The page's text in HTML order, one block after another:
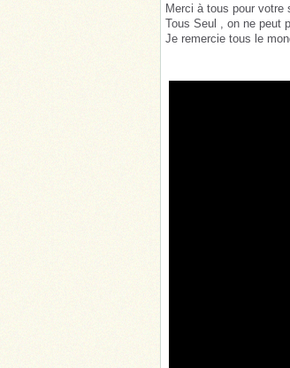
Merci à tous pour votre
Tous Seul , on ne peut
Je remercie tous le